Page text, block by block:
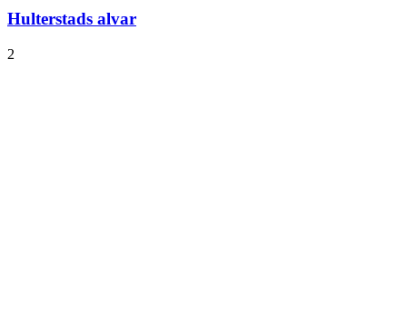
Hulterstads alvar
2